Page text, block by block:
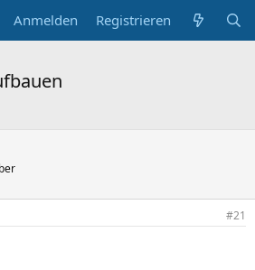
Anmelden Registrieren
#21